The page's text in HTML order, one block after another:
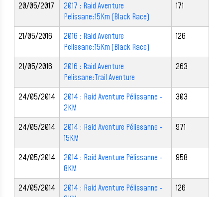
20/05/2017
2017 : Raid Aventure
Pelissane:15Km (Black Race)
171
21/05/2016
2016 : Raid Aventure
Pelissane:15Km (Black Race)
126
21/05/2016
2016 : Raid Aventure
Pelissane:Trail Aventure
263
24/05/2014
2014 : Raid Aventure Pélissanne -
2KM
303
24/05/2014
2014 : Raid Aventure Pélissanne -
15KM
971
24/05/2014
2014 : Raid Aventure Pélissanne -
8KM
958
24/05/2014
2014 : Raid Aventure Pélissanne -
126